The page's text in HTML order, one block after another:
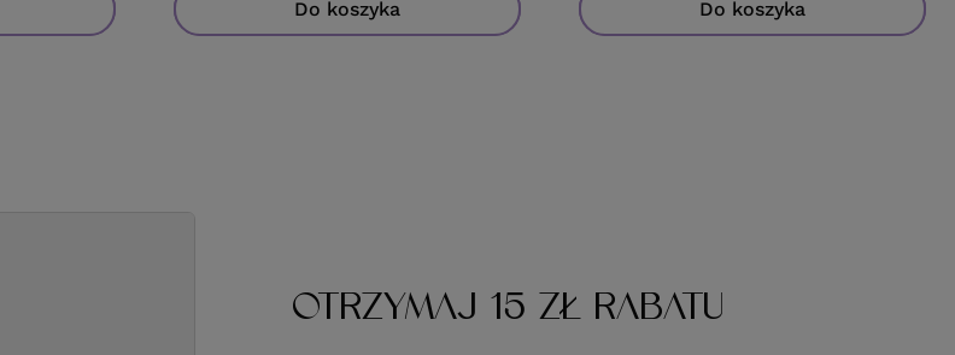
Do koszyka Do koszyka
Do koszyka Do koszyka
OTRZYMAJ 15 ZŁ RABATU